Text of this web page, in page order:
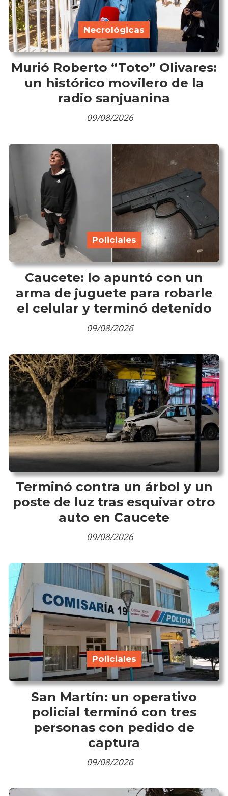
Murió Roberto “Toto” Olivares:
un histórico movilero de la
radio sanjuanina
Necrológicas
09/08/2026
Caucete: lo apuntó con un
arma de juguete para robarle
el celular y terminó detenido
Policiales
09/08/2026
Terminó contra un árbol y un
poste de luz tras esquivar otro
auto en Caucete
09/08/2026
San Martín: un operativo
policial terminó con tres
personas con pedido de
captura
Policiales
09/08/2026